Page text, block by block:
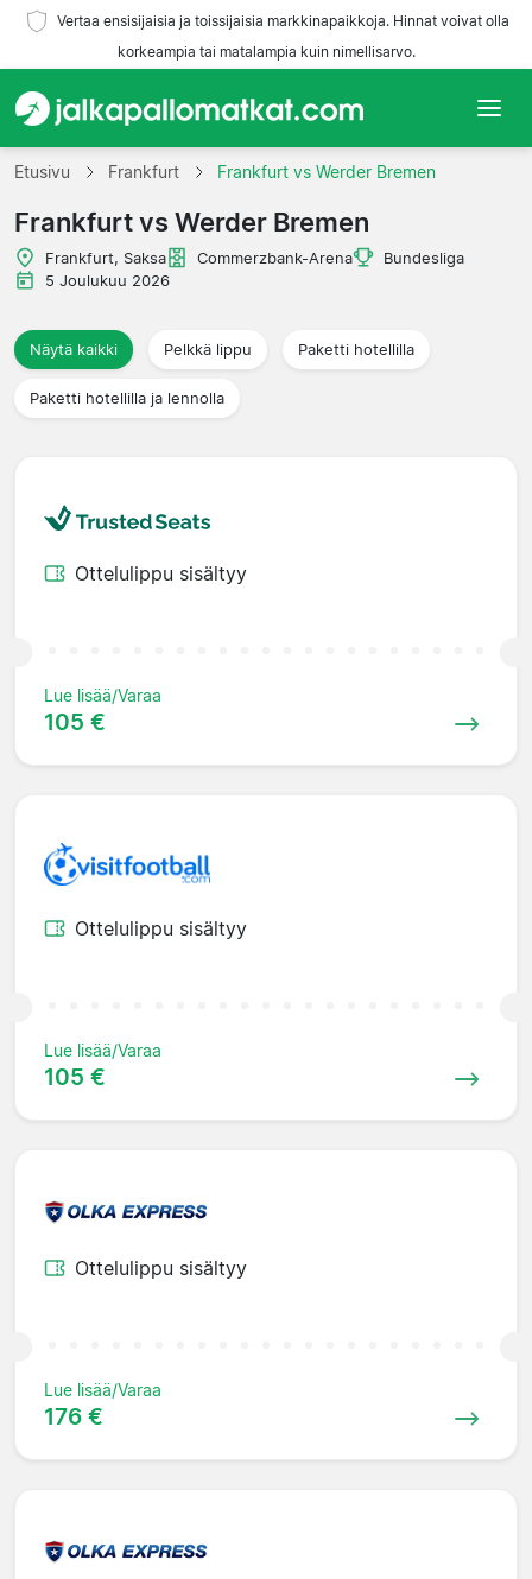
Vertaa ensisijaisia ja toissijaisia markkinapaikkoja. Hinnat voivat olla
korkeampia tai matalampia kuin nimellisarvo.
Etusivu
Joukkueet
Liigat
Matkatoimistoja
Etusivu Frankfurt Frankfurt vs Werder Bremen
Frankfurt vs Werder Bremen
Frankfurt, Saksa Commerzbank-Arena
Bundesliga
5 Joulukuu 2026
Näytä kaikki Pelkkä lippu Paketti hotellilla
Paketti hotellilla ja lennolla
Ottelulippu sisältyy
Lue lisää/Varaa
105 €
Ottelulippu sisältyy
Lue lisää/Varaa
105 €
Ottelulippu sisältyy
Lue lisää/Varaa
176 €